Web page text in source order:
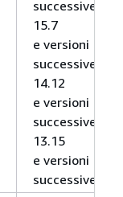
successive,
15.7
e versioni
successive,
14.12
e versioni
successive,
13.15
e versioni
successive